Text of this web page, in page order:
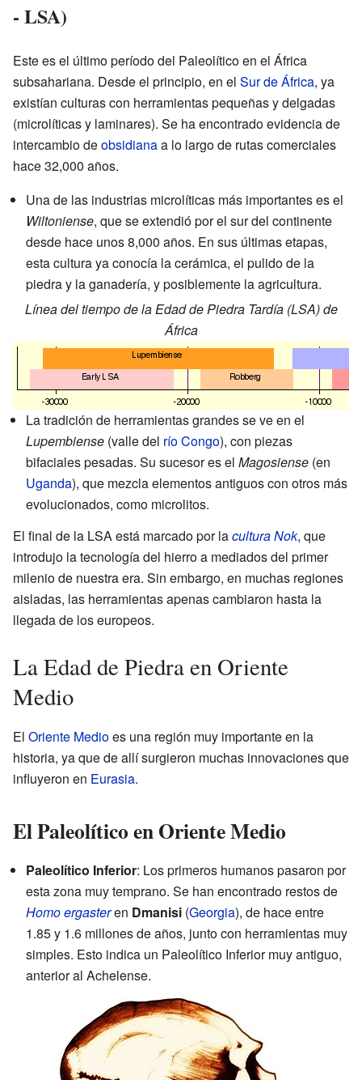
- LSA)
Este es el último período del Paleolítico en el África
subsahariana. Desde el principio, en el Sur de África, ya
existían culturas con herramientas pequeñas y delgadas
(microlíticas y laminares). Se ha encontrado evidencia de
intercambio deobsidianaa lo largo de rutas comerciales
hace 32,000 años.
Una de las industrias microlíticas más importantes es el
Wiltoniense, que se extendió por el sur del continente
desde hace unos 8,000 años. En sus últimas etapas,
esta cultura ya conocía la cerámica, el pulido de la
piedra y la ganadería, y posiblemente la agricultura.
Línea del tiempo de la Edad de Piedra Tardía (LSA) de
África
La tradición de herramientas grandes se ve en el
Lupembiense (valle del río Congo), con piezas
bifaciales pesadas. Su sucesor es el Magosiense (en
Uganda), que mezcla elementos antiguos con otros más
evolucionados, como microlitos.
El final de la LSA está marcado por lacultura Nok, que
introdujo la tecnología del hierro a mediados del primer
milenio de nuestra era. Sin embargo, en muchas regiones
aisladas, las herramientas apenas cambiaron hasta la
llegada de los europeos.
La Edad de Piedra en Oriente
Medio
El Oriente Medioes una región muy importante en la
historia, ya que de allí surgieron muchas innovaciones que
influyeron en Eurasia.
El Paleolítico en Oriente Medio
Paleolítico Inferior: Los primeros humanos pasaron por
esta zona muy temprano. Se han encontrado restos de
Homo ergasteren Dmanisi (Georgia), de hace entre
1.85 y 1.6 millones de años, junto con herramientas muy
simples. Esto indica un Paleolítico Inferior muy antiguo,
anterior al Achelense.